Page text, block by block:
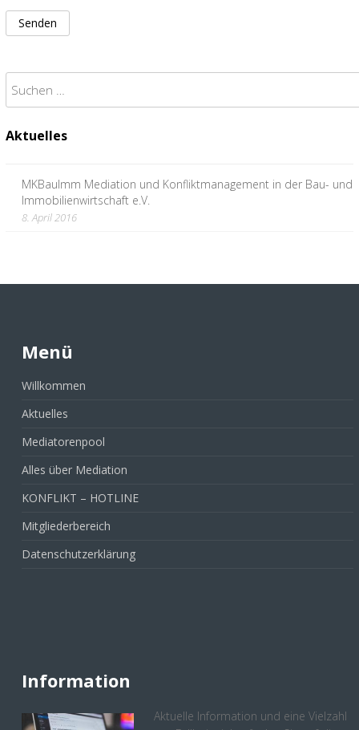
nach:
Aktuelles
MKBauImm Mediation und Konfliktmanagement in der Bau- und
Immobilienwirtschaft e.V.
8. April 2016
Menü
Willkommen
Aktuelles
Mediatorenpool
Alles über Mediation
KONFLIKT – HOTLINE
Mitgliederbereich
Datenschutzerklärung
Information
Aktuelle Information und eine Vielzahl